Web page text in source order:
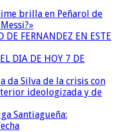
brilla en Peñarol de
DE FERNANDEZ EN ESTE
DIA DE HOY 7 DE
da Silva de la crisis con
ideologizada y de
Santiagueña: